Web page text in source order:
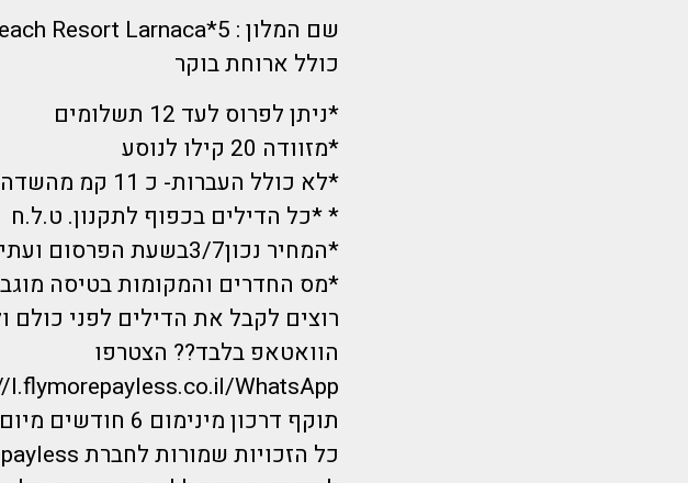
שם המלון : 5*Radisson Beach Resort Larnaca
כולל ארוחת בוקר
*ניתן לפרוס לעד 12 תשלומים
*מזוודה 20 קילו לנוסע
*לא כולל העברות- כ 11 קמ מהשדה
* *כל הדילים בכפוף לתקנון. ט.ל.ח
*המחיר נכון3/7בשעת הפרסום ועתיד להשתנות.
*מס החדרים והמקומות בטיסה
רוצים לקבל את הדילים לפני כולם
הוואטאפ בלבד?? הצטרפו
l.flymorepayless.co.il/WhatsApp
תוקף דרכון מינימום 6 חודשים מיום הנחיתה.* מקומות מוגבלים
כל הזכויות שמורות לחברת Flymorepayless .בכפוף לתקנון ט.ל.ח.